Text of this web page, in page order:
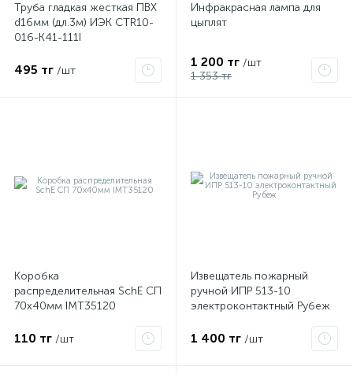
Труба гладкая жесткая ПВХ
d16мм (дл.3м) ИЭК CTR10-
016-K41-111I
495 тг /шт
Инфракрасная лампа для
цыплят
1 200 тг /шт
1 353 тг
Коробка
распределительная SchE СП
70х40мм IMT35120
110 тг /шт
Извещатель пожарный
ручной ИПР 513-10
электроконтактный Рубеж
1 400 тг /шт